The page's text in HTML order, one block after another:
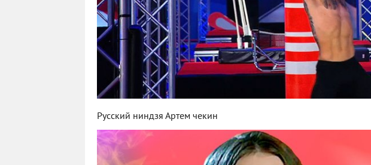
Русский ниндзя Артем чекин